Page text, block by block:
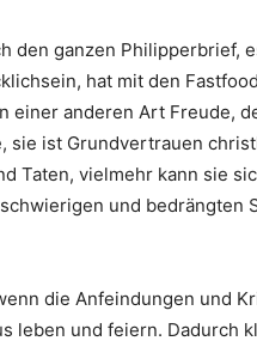
ganzen Philipperbrief,
hat mit den
einer anderen Art Freude,
sie ist Grundvertrauen
Taten, vielmehr kann sie
und bedrängten
die Anfeindungen und
leben und feiern. Dadurch